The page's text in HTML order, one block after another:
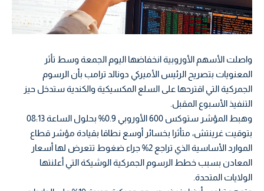
واصلت الأسهم الأوروبية انخفاضها اليوم الجمعة وسط تأثر
المعنويات بتصريح الرئيس الأميركي دونالد ترامب بأن الرسوم
الجمركية التي اقترحها على السلع المكسيكية والكندية ستدخل حيز
التنفيذ الأسبوع المقبل.
وهبط المؤشر ستوكس 600 الأوروبي 0.9% بحلول الساعة 08:13
بتوقيت غرينتش، متأثرا بخسائر أوسع نطاقا بقيادة مؤشر قطاع
الموارد الأساسية الذي تراجع 2% جراء ضغوط تتعرض لها أسعار
المعادن بسبب خطط الرسوم الجمركية الوشيكة التي أعلنتها
الولايات المتحدة.